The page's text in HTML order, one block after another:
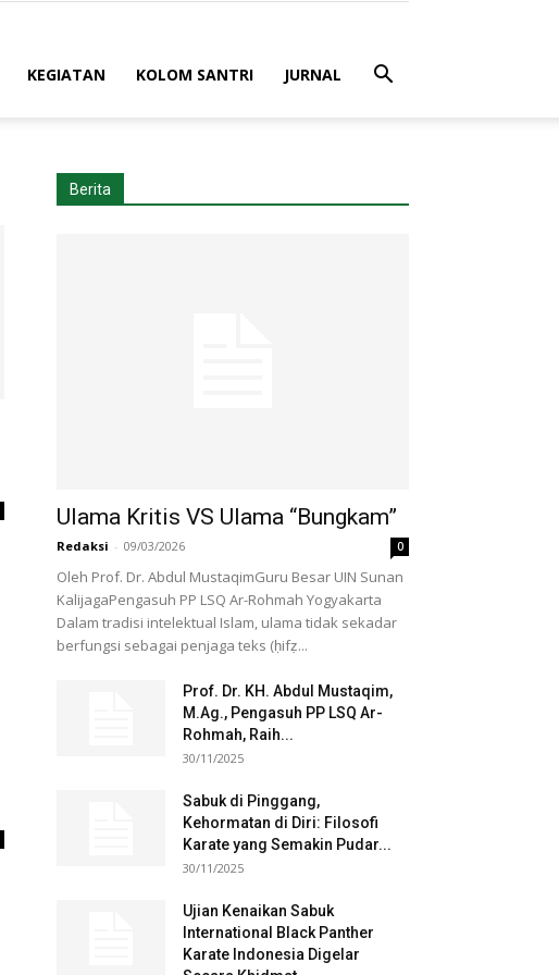
KEGIATAN KOLOM SANTRI JURNAL
Berita
Ulama Kritis VS Ulama “Bungkam”
Redaksi - 09/03/2026 0
Oleh Prof. Dr. Abdul MustaqimGuru Besar UIN Sunan
KalijagaPengasuh PP LSQ Ar-Rohmah Yogyakarta
Dalam tradisi intelektual Islam, ulama tidak sekadar
berfungsi sebagai penjaga teks (ḥifẓ...
Prof. Dr. KH. Abdul Mustaqim,
M.Ag., Pengasuh PP LSQ Ar-
Rohmah, Raih...
30/11/2025
Sabuk di Pinggang,
Kehormatan di Diri: Filosofi
Karate yang Semakin Pudar...
30/11/2025
Ujian Kenaikan Sabuk
International Black Panther
Karate Indonesia Digelar